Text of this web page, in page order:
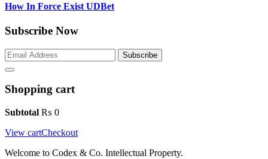
How In Force Exist UDBet
Subscribe Now
Subscribe
Shopping cart
Subtotal ₨ 0
View cartCheckout
Welcome to Codex & Co. Intellectual Property.